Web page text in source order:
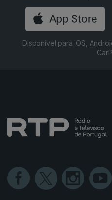
Disponível para iOS,